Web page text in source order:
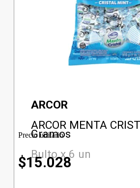
ARCOR
ARCOR MENTA
Gramos
Bulto x 6 un
Precio unitario
$15.028